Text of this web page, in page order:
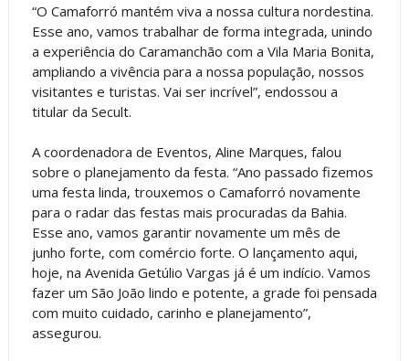
“O Camaforró mantém viva a nossa cultura nordestina.
Esse ano, vamos trabalhar de forma integrada, unindo
a experiência do Caramanchão com a Vila Maria Bonita,
ampliando a vivência para a nossa população, nossos
visitantes e turistas. Vai ser incrível”, endossou a
titular da Secult.
A coordenadora de Eventos, Aline Marques, falou
sobre o planejamento da festa. “Ano passado fizemos
uma festa linda, trouxemos o Camaforró novamente
para o radar das festas mais procuradas da Bahia.
Esse ano, vamos garantir novamente um mês de
junho forte, com comércio forte. O lançamento aqui,
hoje, na Avenida Getúlio Vargas já é um indício. Vamos
fazer um São João lindo e potente, a grade foi pensada
com muito cuidado, carinho e planejamento”,
assegurou.